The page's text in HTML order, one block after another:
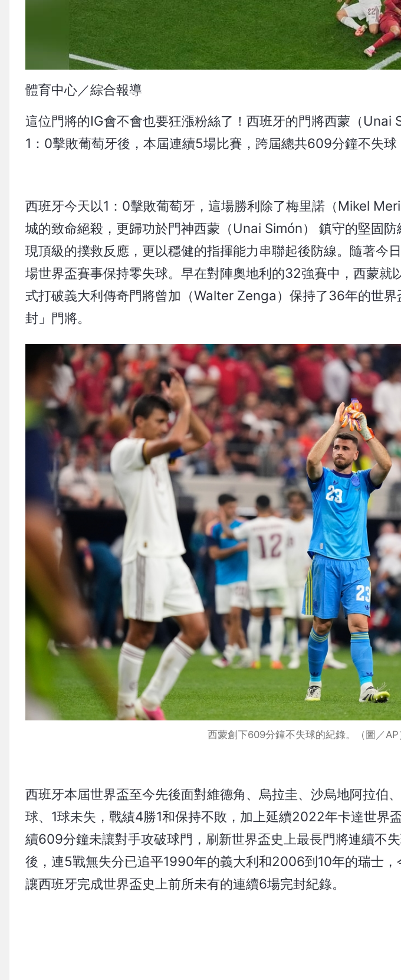
體育中心／綜合報導
這位門將的IG會不會也要狂漲粉絲了！西班牙的門將西蒙（Unai
1：0擊敗葡萄牙後，本屆連續5場比賽，跨屆總共609分鐘不失球
西班牙今天以1：0擊敗葡萄牙，這場勝利除了梅里諾（Mikel
城的致命絕殺，更歸功於門神西蒙（Unai Simón） 鎮守的堅固
現頂級的撲救反應，更以穩健的指揮能力串聯起後防線。隨著今
場世界盃賽事保持零失球。早在對陣奧地利的32強賽中，西蒙就
式打破義大利傳奇門將曾加（Walter Zenga）保持了36年的世
封」門將。
西蒙創下609分鐘不失球的紀錄。（圖／AP
西班牙本屆世界盃至今先後面對維德角、烏拉圭、沙烏地阿拉伯
球、1球未失，戰績4勝1和保持不敗，加上延續2022年卡達世界
續609分鐘未讓對手攻破球門，刷新世界盃史上最長門將連續不
後，連5戰無失分已追平1990年的義大利和2006到10年的瑞士，
讓西班牙完成世界盃史上前所未有的連續6場完封紀錄。